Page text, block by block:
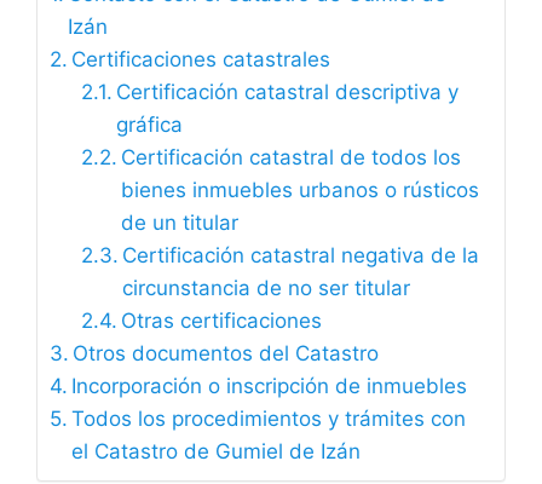
Izán
Certificaciones catastrales
Certificación catastral descriptiva y
gráfica
Certificación catastral de todos los
bienes inmuebles urbanos o rústicos
de un titular
Certificación catastral negativa de la
circunstancia de no ser titular
Otras certificaciones
Otros documentos del Catastro
Incorporación o inscripción de inmuebles
Todos los procedimientos y trámites con
el Catastro de Gumiel de Izán